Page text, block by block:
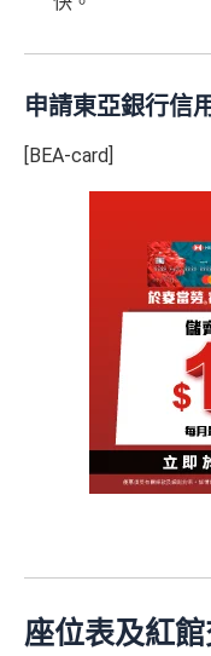
申請東亞銀行信
[BEA-card]
座位表及紅